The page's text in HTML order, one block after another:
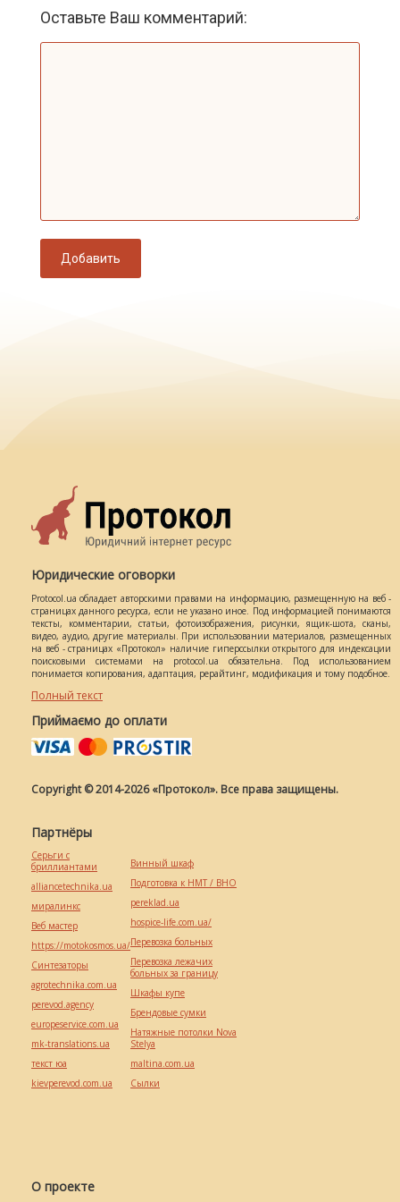
Оставьте Ваш комментарий:
Добавить
Юридические оговорки
Protocol.ua обладает авторскими правами на информацию, размещенную на веб -
страницах данного ресурса, если не указано иное. Под информацией понимаются
тексты, комментарии, статьи, фотоизображения, рисунки, ящик-шота, сканы,
видео, аудио, другие материалы. При использовании материалов, размещенных
на веб - страницах «Протокол» наличие гиперссылки открытого для индексации
поисковыми системами на protocol.ua обязательна. Под использованием
понимается копирования, адаптация, рерайтинг, модификация и тому подобное.
Полный текст
Приймаємо до оплати
Copyright © 2014-2026 «Протокол». Все права защищены.
О проекте
Партнёры
Серьги с
бриллиантами
alliancetechnika.ua
миралинкс
Веб мастер
https://motokosmos.ua/
Синтезаторы
agrotechnika.com.ua
perevod.agency
europeservice.com.ua
mk-translations.ua
текст юа
kievperevod.com.ua
Винный шкаф
Подготовка к НМТ / ВНО
pereklad.ua
hospice-life.com.ua/
Перевозка больных
Перевозка лежачих
больных за границу
Шкафы купе
Брендовые сумки
Натяжные потолки Nova
Stelya
maltina.com.ua
Cылки